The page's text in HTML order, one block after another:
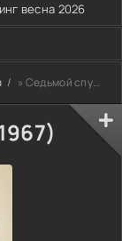
весна 2026
» Седьмой спутник (1967)